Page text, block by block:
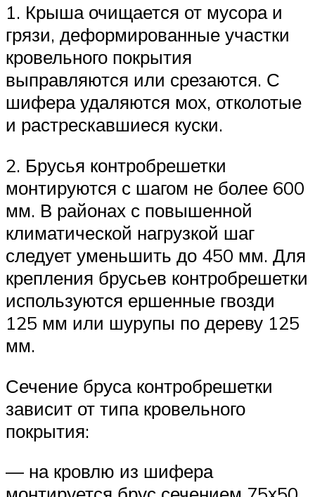
1. Крыша очищается от мусора и
грязи, деформированные участки
кровельного покрытия
выправляются или срезаются. С
шифера удаляются мох, отколотые
и растрескавшиеся куски.
2. Брусья контробрешетки
монтируются с шагом не более 600
мм. В районах с повышенной
климатической нагрузкой шаг
следует уменьшить до 450 мм. Для
крепления брусьев контробрешетки
используются ершенные гвозди
125 мм или шурупы по дереву 125
мм.
Сечение бруса контробрешетки
зависит от типа кровельного
покрытия:
— на кровлю из шифера